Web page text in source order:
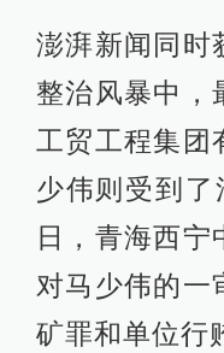
澎湃新闻同时
整治风暴中，
工贸工程集团
少伟则受到
日，青海西宁
对马少伟的一
矿罪和单位行